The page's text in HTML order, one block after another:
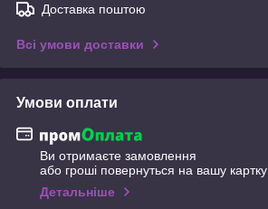
Доставка поштою
Всі умови доставки
Умови оплати
Ви отримаєте замовлення
або гроші повернуться на вашу картку
Детальніше